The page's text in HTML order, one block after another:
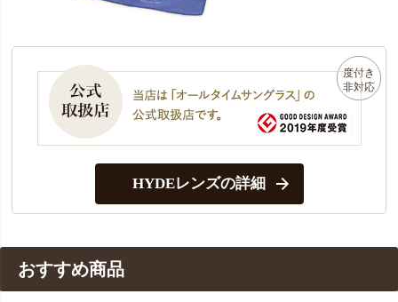
HYDEレンズの詳細
おすすめ商品